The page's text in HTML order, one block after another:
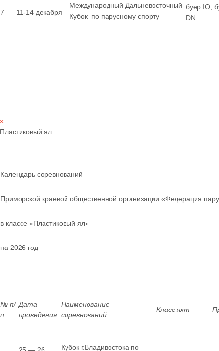
7 11-14 декабря
Международный Дальневосточный
Кубок по парусному спорту
буер IO,
DN
×
Пластиковый ял
Календарь соревнований
Приморской краевой общественной организации «Федерация
в классе «Пластиковый ял»
на 2026 год
№ п/
п
Дата
проведения
Наименование
соревнований
Класс яхт
Кубок г.Владивостока по